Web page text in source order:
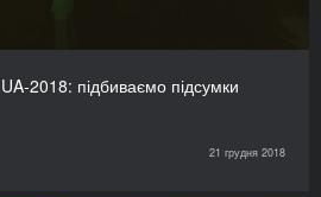
2018: підбиваємо підсумки
21 грудня 2018